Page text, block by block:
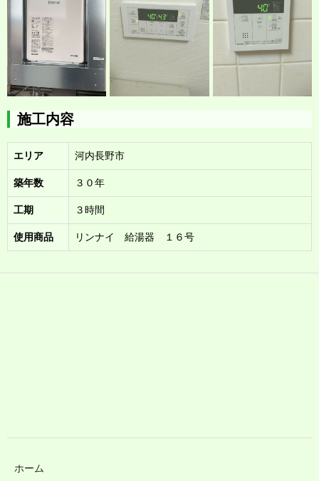
施工内容
エリア 河内長野市
築年数 ３０年
工期 ３時間
使用商品 リンナイ 給湯器 １６号
ホーム